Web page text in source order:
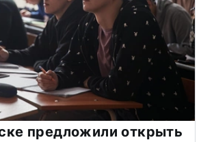
предложили открыть